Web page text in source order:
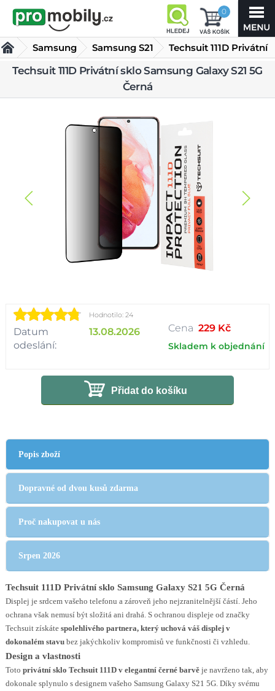
0
Samsung
Samsung S21
Tvrzená skla Samsung S21
Techsuit 111D Privátní
sklo Samsung Galaxy
S21 5G Černá
Techsuit 111D Privátní sklo Samsung Galaxy S21 5G
Černá
Hodnotilo: 24
Datum
odeslání:
13.08.2026 Cena 229 Kč
Skladem k objednání
Přidat do košíku
Popis zboží
Dopravné od dvou kusů zdarma
Proč nakupovat u nás
Srpen 2026
Techsuit 111D Privátní sklo Samsung Galaxy S21 5G Černá
Displej je srdcem vašeho telefonu a zároveň jeho nejzranitelnější částí. Jeho
ochrana však nemusí být složitá ani drahá. S ochranou displeje od značky
Techsuit získáte spolehlivého partnera, který uchová váš displej v
dokonalém stavubez jakýchkoliv kompromisů ve funkčnosti či vzhledu.
Design a vlastnosti
Toto privátní sklo Techsuit 111D v elegantní černé barvěje navrženo tak, aby
dokonale splynulo s designem vašeho Samsung Galaxy S21 5G. Díky svému